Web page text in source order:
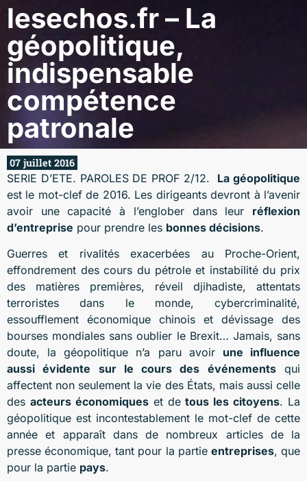
lesechos.fr – La
géopolitique,
indispensable
compétence
patronale
07 juillet 2016
SERIE D’ETE. PAROLES DE PROF 2/12. La géopolitique
est le mot-clef de 2016. Les dirigeants devront à l’avenir
avoir une capacité à l’englober dans leur réflexion
d’entreprise pour prendre les bonnes décisions.
Guerres et rivalités exacerbées au Proche-Orient,
effondrement des cours du pétrole et instabilité du prix
des matières premières, réveil djihadiste, attentats
terroristes dans le monde, cybercriminalité,
essoufflement économique chinois et dévissage des
bourses mondiales sans oublier le Brexit… Jamais, sans
doute, la géopolitique n’a paru avoir une influence
aussi évidente sur le cours des événementsqui
affectent non seulement la vie des États, mais aussi celle
des acteurs économiqueset detous les citoyens. La
géopolitique est incontestablement le mot-clef de cette
année et apparaît dans de nombreux articles de la
presse économique, tant pour la partie entreprises, que
pour la partie pays.